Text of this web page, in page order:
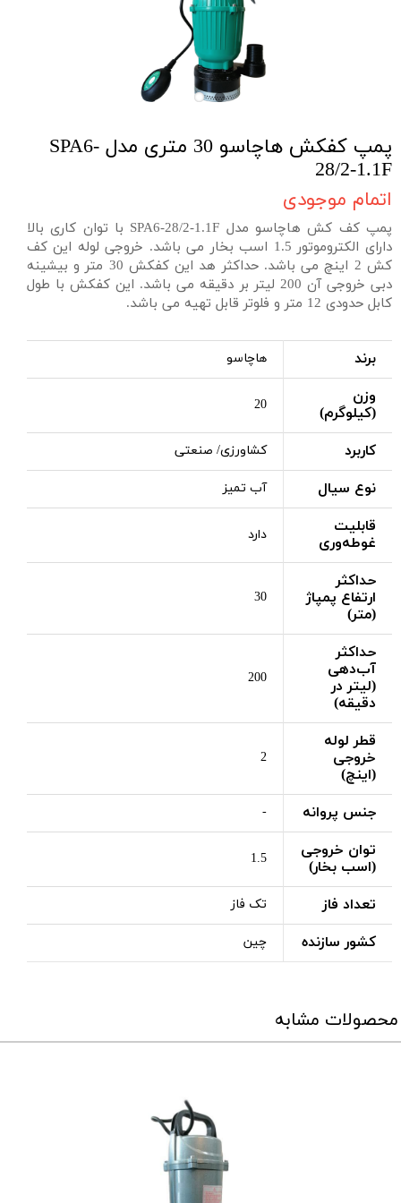
پمپ کفکش هاچاسو 30 متری مدل SPA6-
28/2-1.1F
اتمام موجودی
پمپ کف کش هاچاسو مدل SPA6-28/2-1.1F با توان کاری بالا
دارای الکتروموتور 1.5 اسب بخار می باشد. خروجی لوله این کف
کش 2 اینچ می باشد. حداکثر هد این کفکش 30 متر و بیشینه
دبی خروجی آن 200 لیتر بر دقیقه می باشد. این کفکش با طول
کابل حدودی 12 متر و فلوتر قابل تهیه می باشد.
برند هاچاسو
وزن
(کیلوگرم)
20
کاربرد کشاورزی/ صنعتی
نوع سیال آب تمیز
قابلیت
غوطه‌وری
دارد
حداکثر
ارتفاع پمپاژ
(متر)
30
حداکثر
آب‌دهی
(لیتر در
دقیقه)
200
قطر لوله
خروجی
(اینچ)
2
جنس پروانه -
توان خروجی
(اسب بخار)
1.5
تعداد فاز تک فاز
کشور سازنده چین
محصولات مشابه